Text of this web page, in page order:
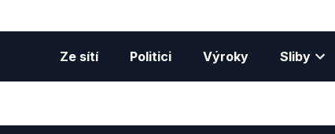
Ze sítí Politici Výroky Sliby